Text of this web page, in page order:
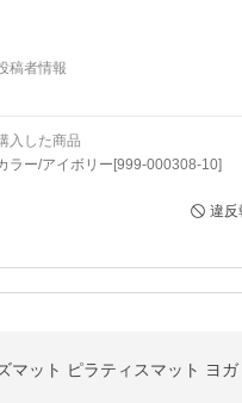
稿者情報
入した商品
ラー/アイボリー[999-000308-10]
違反
マット ピラティスマット ヨ